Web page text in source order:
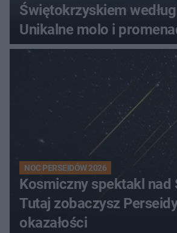
Świętokrzyskiem
Unikalne molo i
NOC PERSEIDÓW 2026
Kosmiczny spektakl nad
Tutaj zobaczysz
okazałości